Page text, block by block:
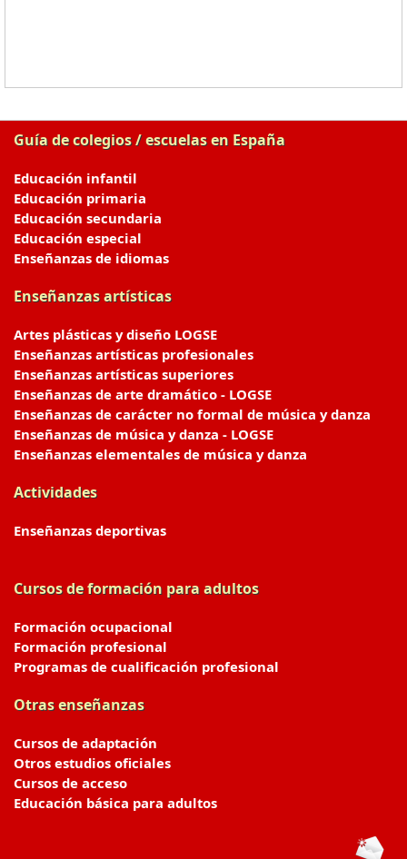
Guía de colegios / escuelas en España
Educación infantil
Educación primaria
Educación secundaria
Educación especial
Enseñanzas de idiomas
Enseñanzas artísticas
Artes plásticas y diseño LOGSE
Enseñanzas artísticas profesionales
Enseñanzas artísticas superiores
Enseñanzas de arte dramático - LOGSE
Enseñanzas de carácter no formal de música y danza
Enseñanzas de música y danza - LOGSE
Enseñanzas elementales de música y danza
Actividades
Enseñanzas deportivas
Cursos de formación para adultos
Formación ocupacional
Formación profesional
Programas de cualificación profesional
Otras enseñanzas
Cursos de adaptación
Otros estudios oficiales
Cursos de acceso
Educación básica para adultos